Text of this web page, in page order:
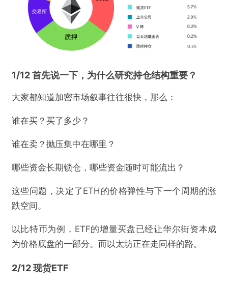
1/12 首先说一下，为什么研究持仓结构重要？
大家都知道加密市场叙事往往很快，那么：
谁在买？买了多少？
谁在卖？抛压集中在哪里？
哪些资金长期锁仓，哪些资金随时可能流出？
这些问题，决定了ETH的价格弹性与下一个周期的涨
跌空间。
以比特币为例，ETF的增量买盘已经让华尔街资本成
为价格底盘的一部分。而以太坊正在走同样的路。
2/12 现货ETF